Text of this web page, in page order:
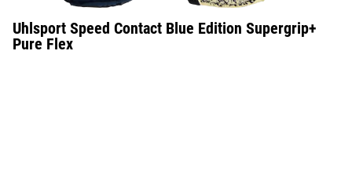
Uhlsport Speed Contact Blue Edition Supergrip+
Pure Flex